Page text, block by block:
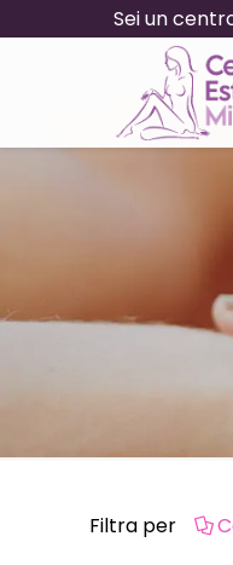
Sei un
Filtra per